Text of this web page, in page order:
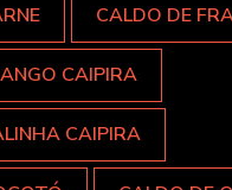
CALDO DE
CAIPIRA
CAIPIRA